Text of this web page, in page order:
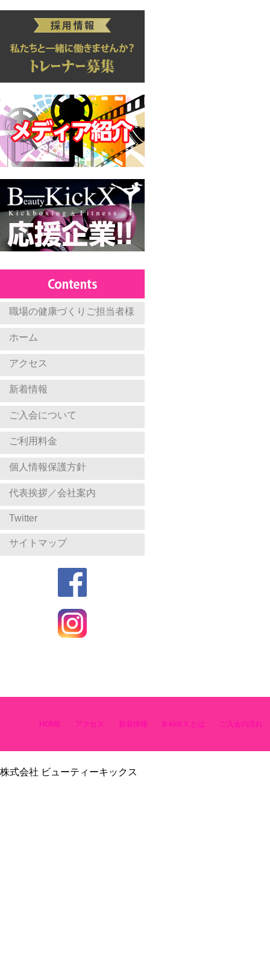
職場の健康づくりご担当者様
ホーム
アクセス
新着情報
ご入会について
ご利用料金
個人情報保護方針
代表挨拶／会社案内
Twitter
サイトマップ
HOME アクセス 新着情報 B-kick X とは ご入会の流れ
株式会社 ビューティーキックス